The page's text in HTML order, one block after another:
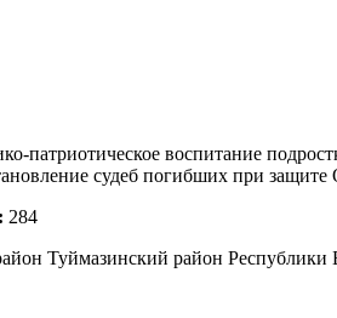
патриотическое воспитание
судеб погибших при защите
284
Туймазинский район Республики